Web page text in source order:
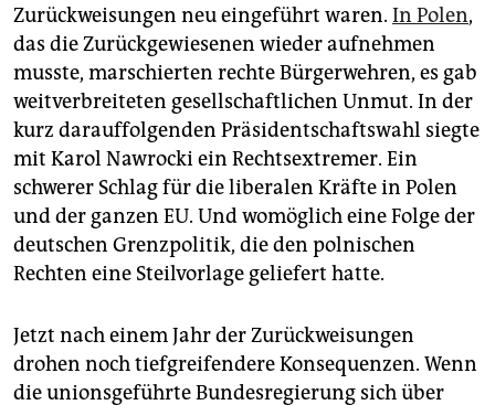
Zurückweisungen neu eingeführt waren. In Polen,
das die Zurückgewiesenen wieder aufnehmen
musste, marschierten rechte Bürgerwehren, es gab
weitverbreiteten gesellschaftlichen Unmut. In der
kurz darauffolgenden Präsidentschaftswahl siegte
mit Karol Nawrocki ein Rechtsextremer. Ein
schwerer Schlag für die liberalen Kräfte in Polen
und der ganzen EU. Und womöglich eine Folge der
deutschen Grenzpolitik, die den polnischen
Rechten eine Steilvorlage geliefert hatte.
Jetzt nach einem Jahr der Zurückweisungen
drohen noch tiefgreifendere Konsequenzen. Wenn
die unionsgeführte Bundesregierung sich über